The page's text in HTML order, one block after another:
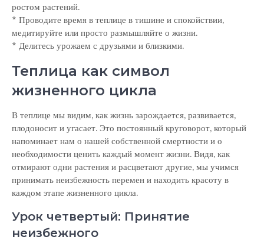
ростом растений.
* Проводите время в теплице в тишине и спокойствии,
медитируйте или просто размышляйте о жизни.
* Делитесь урожаем с друзьями и близкими.
Теплица как символ
жизненного цикла
В теплице мы видим, как жизнь зарождается, развивается,
плодоносит и угасает. Это постоянный круговорот, который
напоминает нам о нашей собственной смертности и о
необходимости ценить каждый момент жизни. Видя, как
отмирают одни растения и расцветают другие, мы учимся
принимать неизбежность перемен и находить красоту в
каждом этапе жизненного цикла.
Урок четвертый: Принятие
неизбежного